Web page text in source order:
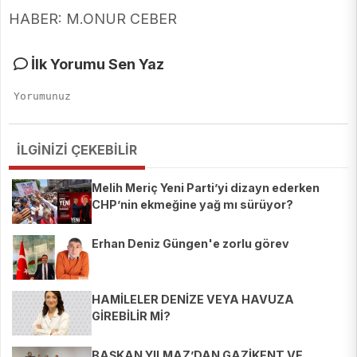
HABER: M.ONUR CEBER
İlk Yorumu Sen Yaz
İLGİNİZİ ÇEKEBİLİR
Melih Meriç Yeni Parti’yi dizayn ederken
CHP’nin ekmeğine yağ mı sürüyor?
Erhan Deniz Güngen'e zorlu görev
HAMİLELER DENİZE VEYA HAVUZA
GİREBİLİR Mİ?